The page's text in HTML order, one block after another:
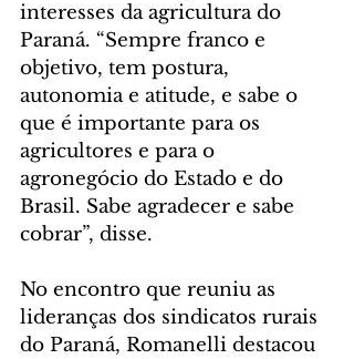
interesses da agricultura do
Paraná. “Sempre franco e
objetivo, tem postura,
autonomia e atitude, e sabe o
que é importante para os
agricultores e para o
agronegócio do Estado e do
Brasil. Sabe agradecer e sabe
cobrar”, disse.
No encontro que reuniu as
lideranças dos sindicatos rurais
do Paraná, Romanelli destacou